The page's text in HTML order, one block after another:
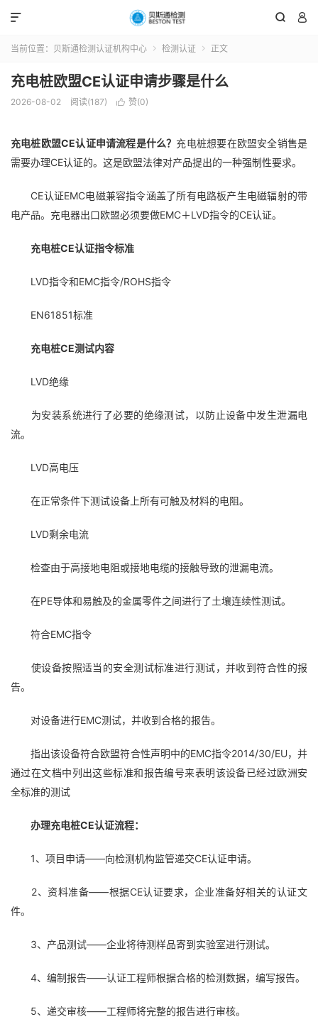
 

当前位置： 贝斯通检测认证机构中心  检测认证  正文
充电桩欧盟CE认证申请步骤是什么
2026-08-02 阅读(187)  赞(0)
充电桩欧盟CE认证申请流程是什么？ 充电桩想要在欧盟安全销售是
需要办理CE认证的。这是欧盟法律对产品提出的一种强制性要求。
CE认证EMC电磁兼容指令涵盖了所有电路板产生电磁辐射的带
电产品。充电器出口欧盟必须要做EMC＋LVD指令的CE认证。
充电桩CE认证指令标准
LVD指令和EMC指令/ROHS指令
EN61851标准
充电桩CE测试内容
LVD绝缘
为安装系统进行了必要的绝缘测试，以防止设备中发生泄漏电
流。
LVD高电压
在正常条件下测试设备上所有可触及材料的电阻。
LVD剩余电流
检查由于高接地电阻或接地电缆的接触导致的泄漏电流。
在PE导体和易触及的金属零件之间进行了土壤连续性测试。
符合EMC指令
使设备按照适当的安全测试标准进行测试，并收到符合性的报
告。
对设备进行EMC测试，并收到合格的报告。
指出该设备符合欧盟符合性声明中的EMC指令2014/30/EU，并
通过在文档中列出这些标准和报告编号来表明该设备已经过欧洲安
全标准的测试
办理充电桩CE认证流程：
1、项目申请——向检测机构监管递交CE认证申请。
2、资料准备——根据CE认证要求，企业准备好相关的认证文
件。
3、产品测试——企业将待测样品寄到实验室进行测试。
4、编制报告——认证工程师根据合格的检测数据，编写报告。
5、递交审核——工程师将完整的报告进行审核。